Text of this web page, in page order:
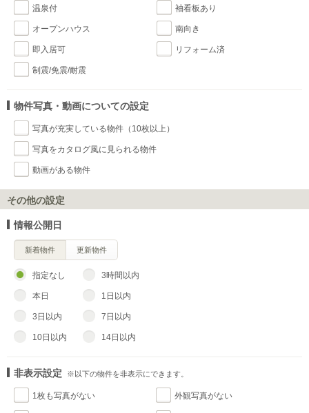
温泉付 袖看板あり
オープンハウス 南向き
即入居可 リフォーム済
制震/免震/耐震
物件写真・動画についての設定
写真が充実している物件（10枚以上）
写真をカタログ風に見られる物件
動画がある物件
その他の設定
情報公開日
新着物件 更新物件
指定なし 3時間以内
本日 1日以内
3日以内 7日以内
10日以内 14日以内
非表示設定 ※以下の物件を非表示にできます。
1枚も写真がない 外観写真がない